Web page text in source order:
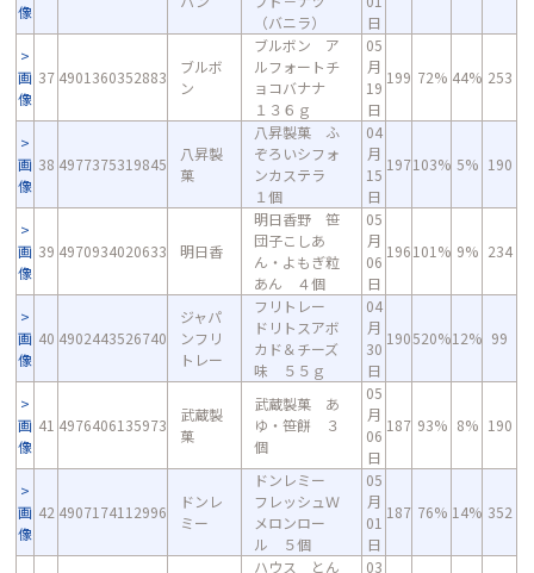
像
（バニラ）
日
画
像
37 4901360352883
ブルボ
ン
ブルボン ア
ルフォートチ
ョコバナナ
１３６ｇ
05
月
19
日
199 72% 44% 253
画
像
38 4977375319845
八昇製
菓
八昇製菓 ふ
ぞろいシフォ
ンカステラ
１個
04
月
15
日
197103% 5% 190
画
像
39 4970934020633 明日香
明日香野 笹
団子こしあ
ん・よもぎ粒
あん ４個
05
月
06
日
196101% 9% 234
画
像
40 4902443526740
ジャパ
ンフリ
トレー
フリトレー
ドリトスアボ
カド＆チーズ
味 ５５ｇ
04
月
30
日
190520%12% 99
画
像
41 4976406135973
武蔵製
菓
武蔵製菓 あ
ゆ・笹餅 ３
個
05
月
06
日
187 93% 8% 190
画
像
42 4907174112996
ドンレ
ミー
ドンレミー
フレッシュＷ
メロンロー
ル ５個
05
月
01
日
187 76% 14% 352
ハウス とん
03